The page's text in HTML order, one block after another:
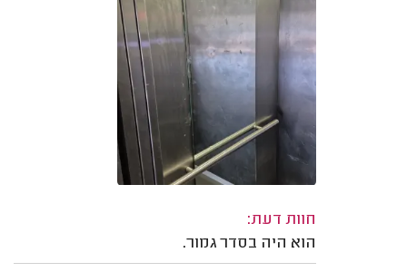
חוות דעת:
הוא היה בסדר גמור.